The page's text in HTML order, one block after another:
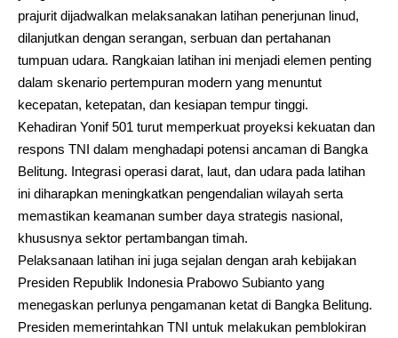
prajurit dijadwalkan melaksanakan latihan penerjunan linud,
dilanjutkan dengan serangan, serbuan dan pertahanan
tumpuan udara. Rangkaian latihan ini menjadi elemen penting
dalam skenario pertempuran modern yang menuntut
kecepatan, ketepatan, dan kesiapan tempur tinggi.
Kehadiran Yonif 501 turut memperkuat proyeksi kekuatan dan
respons TNI dalam menghadapi potensi ancaman di Bangka
Belitung. Integrasi operasi darat, laut, dan udara pada latihan
ini diharapkan meningkatkan pengendalian wilayah serta
memastikan keamanan sumber daya strategis nasional,
khususnya sektor pertambangan timah.
Pelaksanaan latihan ini juga sejalan dengan arah kebijakan
Presiden Republik Indonesia Prabowo Subianto yang
menegaskan perlunya pengamanan ketat di Bangka Belitung.
Presiden memerintahkan TNI untuk melakukan pemblokiran